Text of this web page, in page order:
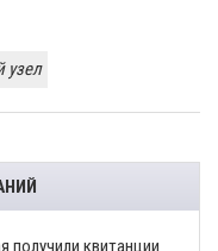
узел
получили квитанции